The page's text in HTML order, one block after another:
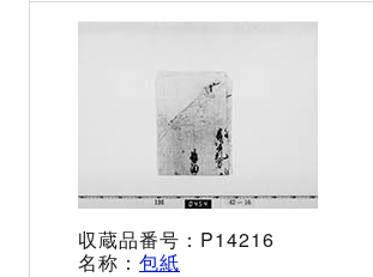
P14216
包紙